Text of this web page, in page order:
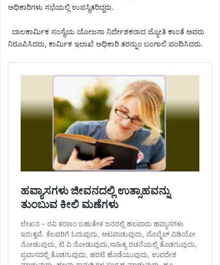
ಅಧಿಕಾರಿಗಳು ಸಭೆಯಲ್ಲಿ ಉಪಸ್ಥಿತರಿದ್ದರು.
ಬಾಲಕಾರ್ಮಿಕ ಸಂಸ್ಥೆಯ ಯೋಜನಾ ನಿರ್ದೇಶಕರಾದ ಜ್ಯೋತಿ ಕಾಂತೆ ಅವರು
ನಿರೂಪಿಸಿದರು, ಕಾರ್ಮಿಕ ಇಲಾಖೆ ಅಧಿಕಾರಿ ತರನ್ನುಂ ಬಂಗಾಲಿ ವಂದಿಸಿದರು.